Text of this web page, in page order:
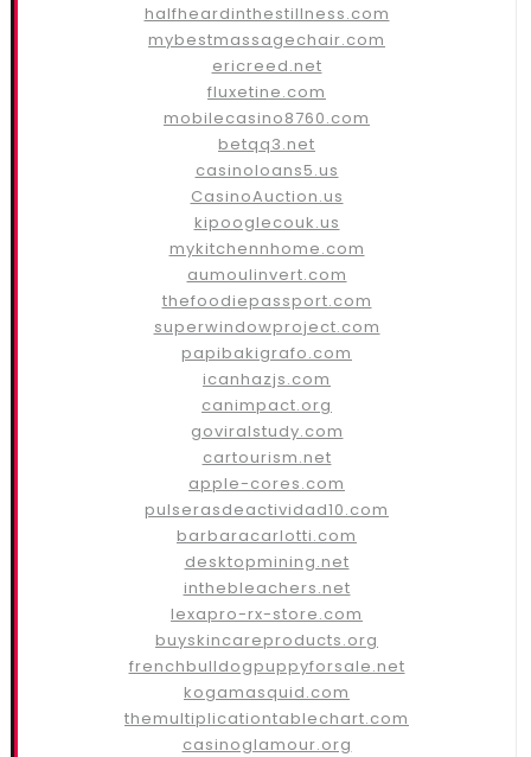
halfheardinthestillness.com
mybestmassagechair.com
ericreed.net
fluxetine.com
mobilecasino8760.com
betqq3.net
casinoloans5.us
CasinoAuction.us
kipooglecouk.us
mykitchennhome.com
aumoulinvert.com
thefoodiepassport.com
superwindowproject.com
papibakigrafo.com
icanhazjs.com
canimpact.org
goviralstudy.com
cartourism.net
apple-cores.com
pulserasdeactividad10.com
barbaracarlotti.com
desktopmining.net
inthebleachers.net
lexapro-rx-store.com
buyskincareproducts.org
frenchbulldogpuppyforsale.net
kogamasquid.com
themultiplicationtablechart.com
casinoglamour.org